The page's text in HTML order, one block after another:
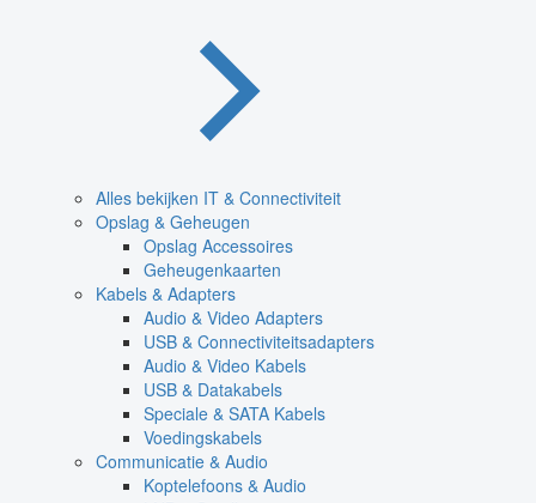
Alles bekijken IT & Connectiviteit
Opslag & Geheugen
Opslag Accessoires
Geheugenkaarten
Kabels & Adapters
Audio & Video Adapters
USB & Connectiviteitsadapters
Audio & Video Kabels
USB & Datakabels
Speciale & SATA Kabels
Voedingskabels
Communicatie & Audio
Koptelefoons & Audio